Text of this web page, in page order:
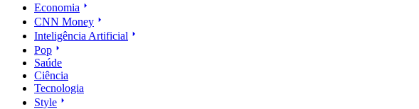
Economia
CNN Money
Inteligência Artificial
Pop
Saúde
Ciência
Tecnologia
Style